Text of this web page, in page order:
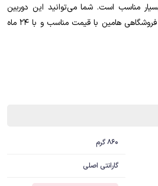
مناسب است. شما می‌توانید این دوربین
باکیفیت و پرطرفدار را از سایت فروشگاهی هامین با قیمت مناسب و با 24 ماه
860 گرم
گارانتی اصلی